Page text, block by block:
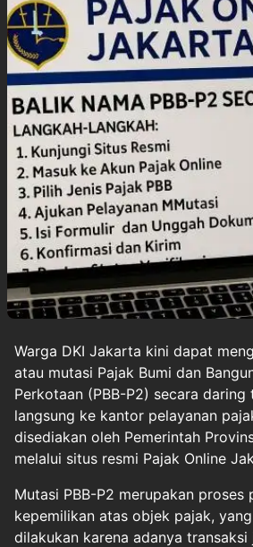
Warga DKI Jakarta kini dapat
atau mutasi Pajak Bumi dan
Perkotaan (PBB-P2) secara
langsung ke kantor pelayanan
disediakan oleh Pemerintah
melalui situs resmi Pajak Online
Mutasi PBB-P2 merupakan proses
kepemilikan atas objek pajak,
dilakukan karena adanya transaksi